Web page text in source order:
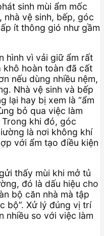
sinh mùi ẩm mốc
nhà vệ sinh, bếp, góc
ít thông gió như gầm
hình vì vải giữ ẩm rất
khô hoàn toàn đã cất
nếu dùng nhiều nệm,
Nhà vệ sinh và bếp
lại hay bị xem là “ẩm
bỏ qua việc làm
khi đó, góc
là nơi không khí
với ẩm tạo điều kiện
thấy mùi khi mở tủ
đó là dấu hiệu cho
bộ căn nhà mà tập
bộ”. Xử lý đúng vị trí
nhiều so với việc làm